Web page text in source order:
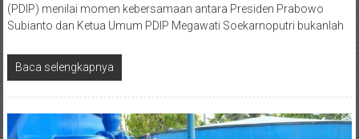
(PDIP) menilai momen kebersamaan antara Presiden Prabowo
Subianto dan Ketua Umum PDIP Megawati Soekarnoputri bukanlah
Baca selengkapnya